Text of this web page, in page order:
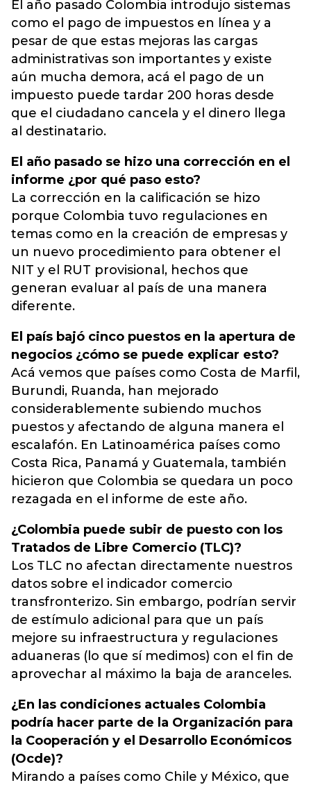
El año pasado Colombia introdujo sistemas
como el pago de impuestos en línea y a
pesar de que estas mejoras las cargas
administrativas son importantes y existe
aún mucha demora, acá el pago de un
impuesto puede tardar 200 horas desde
que el ciudadano cancela y el dinero llega
al destinatario.
El año pasado se hizo una corrección en el
informe ¿por qué paso esto?
La corrección en la calificación se hizo
porque Colombia tuvo regulaciones en
temas como en la creación de empresas y
un nuevo procedimiento para obtener el
NIT y el RUT provisional, hechos que
generan evaluar al país de una manera
diferente.
El país bajó cinco puestos en la apertura de
negocios ¿cómo se puede explicar esto?
Acá vemos que países como Costa de Marfil,
Burundi, Ruanda, han mejorado
considerablemente subiendo muchos
puestos y afectando de alguna manera el
escalafón. En Latinoamérica países como
Costa Rica, Panamá y Guatemala, también
hicieron que Colombia se quedara un poco
rezagada en el informe de este año.
¿Colombia puede subir de puesto con los
Tratados de Libre Comercio (TLC)?
Los TLC no afectan directamente nuestros
datos sobre el indicador comercio
transfronterizo. Sin embargo, podrían servir
de estímulo adicional para que un país
mejore su infraestructura y regulaciones
aduaneras (lo que sí medimos) con el fin de
aprovechar al máximo la baja de aranceles.
¿En las condiciones actuales Colombia
podría hacer parte de la Organización para
la Cooperación y el Desarrollo Económicos
(Ocde)?
Mirando a países como Chile y México, que